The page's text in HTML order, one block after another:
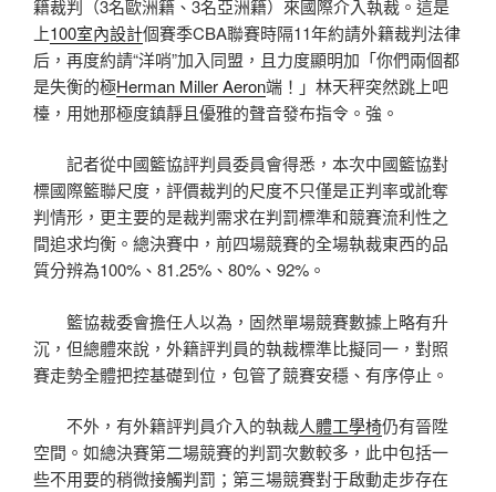
籍裁判（3名歐洲籍、3名亞洲籍）來國際介入執裁。這是
上100室內設計個賽季CBA聯賽時隔11年約請外籍裁判法律
后，再度約請“洋哨”加入同盟，且力度顯明加「你們兩個都
是失衡的極Herman Miller Aeron端！」林天秤突然跳上吧
檯，用她那極度鎮靜且優雅的聲音發布指令。強。
記者從中國籃協評判員委員會得悉，本次中國籃協對
標國際籃聯尺度，評價裁判的尺度不只僅是正判率或訛奪
判情形，更主要的是裁判需求在判罰標準和競賽流利性之
間追求均衡。總決賽中，前四場競賽的全場執裁東西的品
質分辨為100%、81.25%、80%、92%。
籃協裁委會擔任人以為，固然單場競賽數據上略有升
沉，但總體來說，外籍評判員的執裁標準比擬同一，對照
賽走勢全體把控基礎到位，包管了競賽安穩、有序停止。
不外，有外籍評判員介入的執裁人體工學椅仍有晉陞
空間。如總決賽第二場競賽的判罰次數較多，此中包括一
些不用要的稍微接觸判罰；第三場競賽對于啟動走步存在